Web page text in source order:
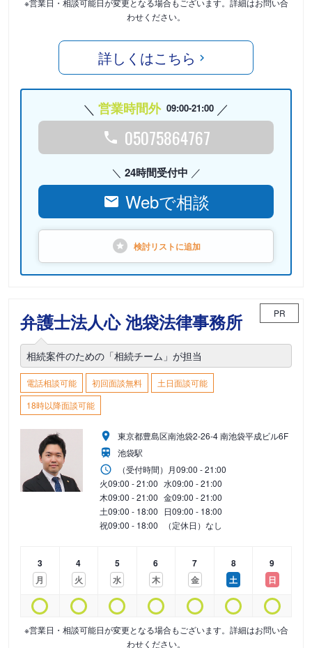
※営業日・相談可能日が変更となる場合もございます。詳細はお問い合
わせください。
詳しくはこちら
営業時間外 09:00-21:00
05075864767
24時間受付中
Webで相談
検討リストに追加
弁護士法人心 池袋法律事務所 PR
相続案件のための「相続チーム」が担当
電話相談可能 初回面談無料
土日面談可能
18時以降面談可能
東京都豊島区南池袋2-26-4 南池袋平成ビル6F
池袋駅
（受付時間） 月09:00 - 21:00
火09:00 - 21:00 水09:00 - 21:00
木09:00 - 21:00 金09:00 - 21:00
土09:00 - 18:00 日09:00 - 18:00
祝09:00 - 18:00 （定休日）なし
3
月
4
火
5
水
6
木
7
金
8
土
9
日
※営業日・相談可能日が変更となる場合もございます。詳細はお問い合
わせください。